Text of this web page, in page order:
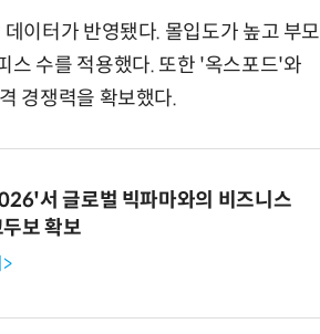
이터가 반영됐다. 몰입도가 높고 부모
스 수를 적용했다. 또한 '옥스포드'와
경쟁력을 확보했다.
서 글로벌 빅파마와의 비즈니스
보 확보